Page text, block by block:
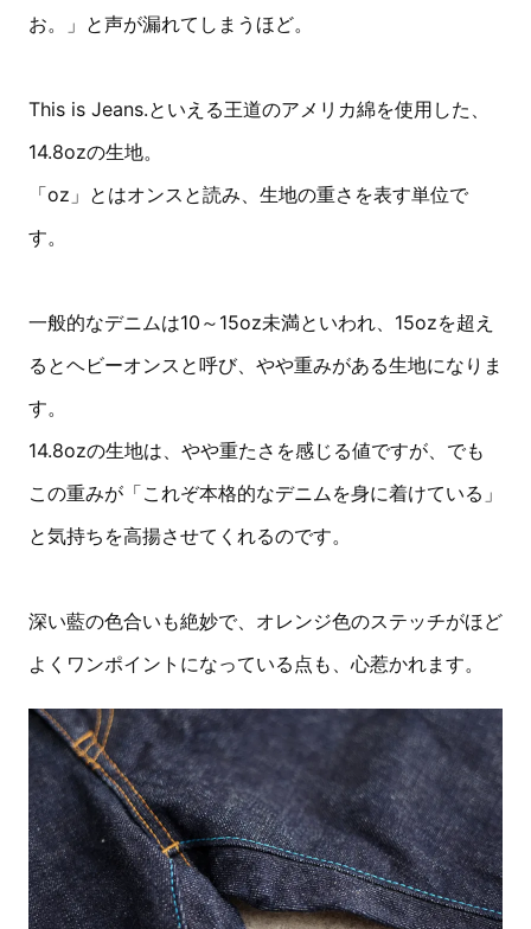
お。」と声が漏れてしまうほど。
This is Jeans.といえる王道のアメリカ綿を使用した、
14.8ozの生地。
「oz」とはオンスと読み、生地の重さを表す単位で
す。
一般的なデニムは10～15oz未満といわれ、15ozを超え
るとヘビーオンスと呼び、やや重みがある生地になりま
す。
14.8ozの生地は、やや重たさを感じる値ですが、でも
この重みが「これぞ本格的なデニムを身に着けている」
と気持ちを高揚させてくれるのです。
深い藍の色合いも絶妙で、オレンジ色のステッチがほど
よくワンポイントになっている点も、心惹かれます。